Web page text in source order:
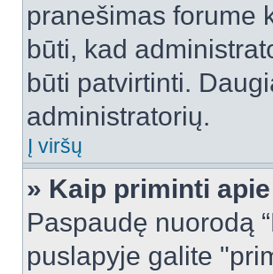
pranešimas forume
būti, kad
būti patvirtinti.
administratorių.
Į viršų
» Kaip priminti
Paspaudę nuorodą
puslapyje galite